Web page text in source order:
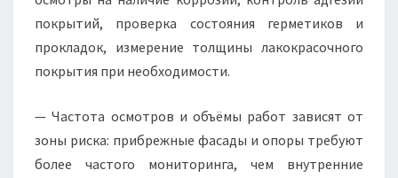
покрытий, проверка состояния герметиков и
прокладок, измерение толщины лакокрасочного
покрытия при необходимости.
— Частота осмотров и объёмы работ зависят от
зоны риска: прибрежные фасады и опоры требуют
более частого мониторинга, чем внутренние